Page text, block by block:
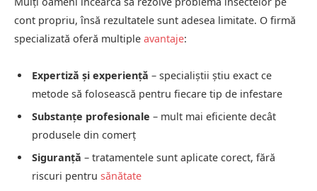
cont propriu, însă rezultatele sunt adesea limitate. O firmă
specializată oferă multiple avantaje:
Expertiză și experiență – specialiștii știu exact ce
metode să folosească pentru fiecare tip de infestare
Substanțe profesionale – mult mai eficiente decât
produsele din comerț
Siguranță – tratamentele sunt aplicate corect, fără
riscuri pentru sănătate